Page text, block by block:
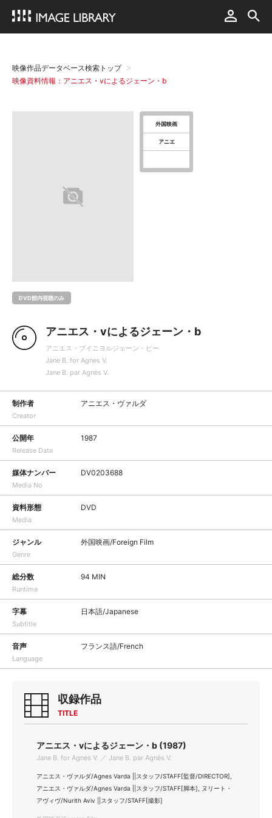
映像作品データベース検索トップ
映像資料情報：アニエス・vによるジェーン・b
DVD館内視聴のみ
外国映画
アニエ
アニエス・vによるジェーン・b
アニエス・ブイニヨルジェーン・ビー
Jane B. for Agnes V.
Jane B. par Agnès V.
制作者
Creator
アニエス・ヴァルダ
公開年
Release Date
1987
媒体ナンバー
Media No
DV0203688
資料形態
Media
DVD
ジャンル
Genre
外国映画/Foreign Film
総分数
Runtime
94 MIN
字幕
Subtitle
日本語/Japanese
音声
Language
フランス語/French
収録作品
TITLE
アニエス・vによるジェーン・b (1987)
Jane B. for Agnes V. ／ Jane B. par Agnès V.
アニエス・ヴァルダ/Agnes Varda ||スタッフ/STAFF[監督/DIRECTOR],
アニエス・ヴァルダ/Agnes Varda ||スタッフ/STAFF[脚本], ヌリート・
アヴィヴ/Nurith Aviv ||スタッフ/STAFF[撮影]